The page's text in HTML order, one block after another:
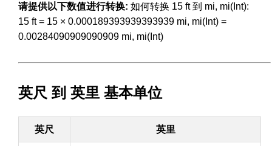
请提供以下数值进行转换: 如何转换 15 ft 到 mi, mi(Int):
15 ft = 15 × 0.000189393939393939 mi, mi(Int) =
0.00284090909090909 mi, mi(Int)
英尺 到 英里 基本单位
英尺 英里